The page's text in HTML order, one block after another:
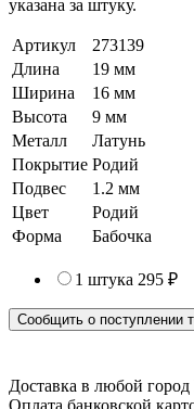
указана за штуку.
Артикул
273139
Длина
19 мм
Ширина
16 мм
Высота
9 мм
Металл
Латунь
Покрытие Родий
Подвес
1.2 мм
Цвет
Родий
Форма
Бабочка
1 штука 295 ₽
Сообщить о поступлении
Доставка в любой город
Оплата банковской